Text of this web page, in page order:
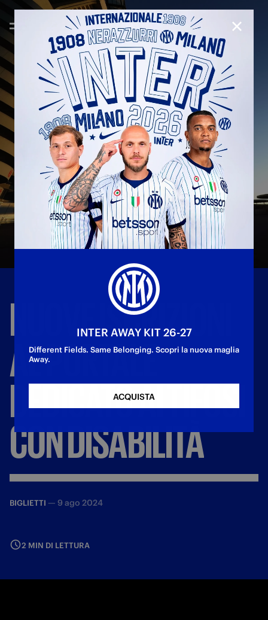
NUOVEISCRIZIONI
ALPORTALE
DEDICATOAITIFOSI
CONDISABILITÀ
BIGLIETTI — 9 ago 2024
2 MIN DI LETTURA
INTER AWAY KIT 26-27
Different Fields. Same Belonging. Scopri la nuova maglia
Away.
ACQUISTA